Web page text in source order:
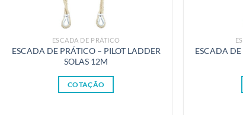
ESCADA DE PRÁTICO
ESCADA DE PRÁTICO – PILOT LADDER
SOLAS 12M
COTAÇÃO
ESCADA